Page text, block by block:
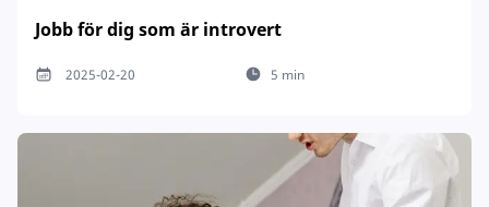
Jobb för dig som är introvert
2025-02-20 5 min